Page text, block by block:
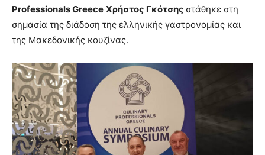
ProfessionalsGreece Χρήστος Γκότσης στάθηκε στη
σημασία της διάδοση της ελληνικής γαστρονομίας και
της Μακεδονικής κουζίνας.